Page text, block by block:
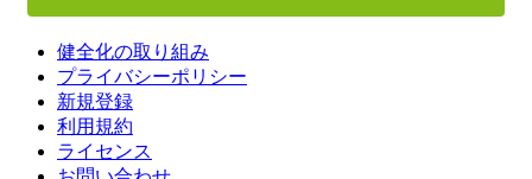
健全化の取り組み
プライバシーポリシー
新規登録
利用規約
ライセンス